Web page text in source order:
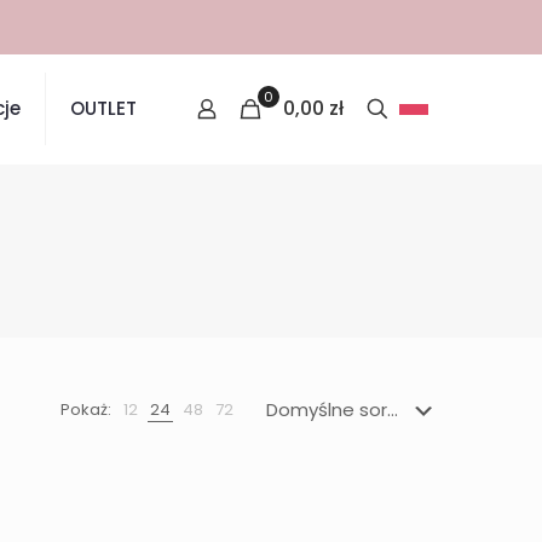
OUTLET 0 0,00 zł
Pokaż: 12 24 48 72